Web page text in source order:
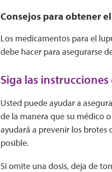
Consejos para obtener
Los medicamentos para el
debe hacer para asegurarse
Siga las
Usted puede ayudar a
de la manera que su médico
ayudará a prevenir los brotes
posible.
Si omite una dosis, deja de